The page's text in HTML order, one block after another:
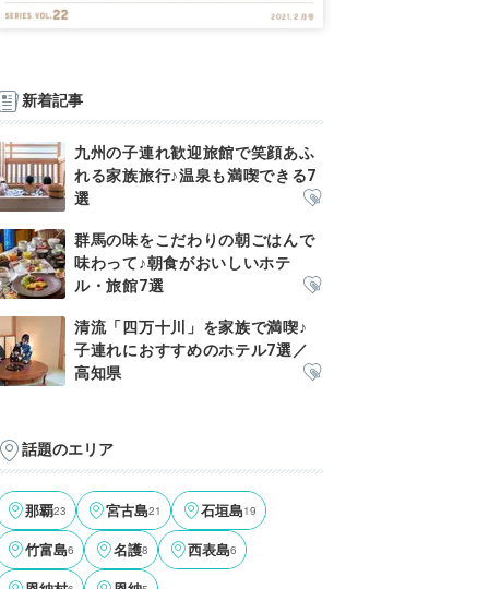
新着記事
九州の子連れ歓迎旅館で笑顔あふ
れる家族旅行♪温泉も満喫できる7
選
群馬の味をこだわりの朝ごはんで
味わって♪朝食がおいしいホテ
ル・旅館7選
清流「四万十川」を家族で満喫♪
子連れにおすすめのホテル7選／
高知県
話題のエリア
那覇23 宮古島21 石垣島19
竹富島6 名護8 西表島6